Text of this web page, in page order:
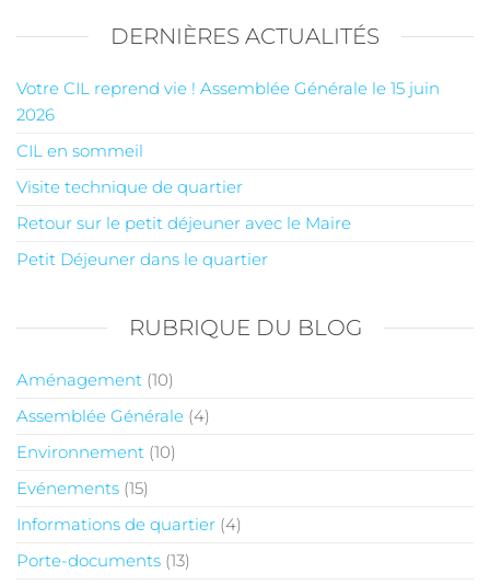
DERNIÈRES ACTUALITÉS
Votre CIL reprend vie ! Assemblée Générale le 15 juin
2026
CIL en sommeil
Visite technique de quartier
Retour sur le petit déjeuner avec le Maire
Petit Déjeuner dans le quartier
RUBRIQUE DU BLOG
Aménagement (10)
Assemblée Générale (4)
Environnement (10)
Evénements (15)
Informations de quartier (4)
Porte-documents (13)